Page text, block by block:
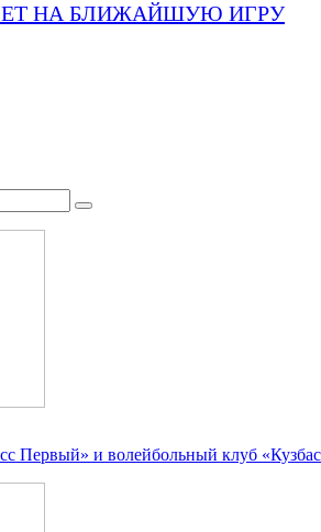
НА БЛИЖАЙШУЮ ИГРУ
Первый» и волейбольный клуб